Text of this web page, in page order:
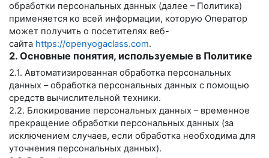
обработки персональных данных (далее – Политика)
применяется ко всей информации, которую Оператор
может получить о посетителях веб-
сайта https://openyogaclass.com.
2. Основные понятия, используемые в Политике
2.1. Автоматизированная обработка персональных
данных – обработка персональных данных с помощью
средств вычислительной техники.
2.2. Блокирование персональных данных – временное
прекращение обработки персональных данных (за
исключением случаев, если обработка необходима для
уточнения персональных данных).